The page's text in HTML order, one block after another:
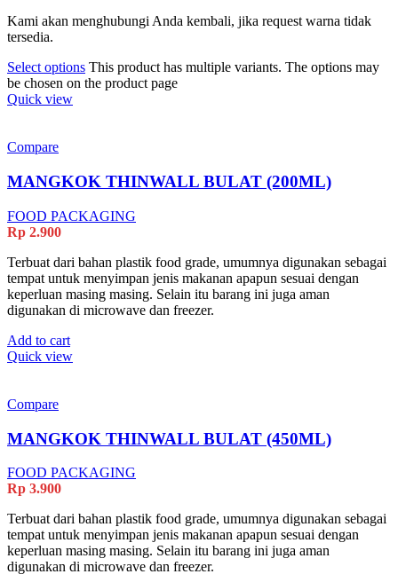
Kami akan menghubungi Anda kembali, jika request warna tidak
tersedia.
Select options This product has multiple variants. The options may
be chosen on the product page
Quick view
Compare
MANGKOK THINWALL BULAT (200ML)
FOOD PACKAGING
Rp 2.900
Terbuat dari bahan plastik food grade, umumnya digunakan sebagai
tempat untuk menyimpan jenis makanan apapun sesuai dengan
keperluan masing masing. Selain itu barang ini juga aman
digunakan di microwave dan freezer.
Add to cart
Quick view
Compare
MANGKOK THINWALL BULAT (450ML)
FOOD PACKAGING
Rp 3.900
Terbuat dari bahan plastik food grade, umumnya digunakan sebagai
tempat untuk menyimpan jenis makanan apapun sesuai dengan
keperluan masing masing. Selain itu barang ini juga aman
digunakan di microwave dan freezer.